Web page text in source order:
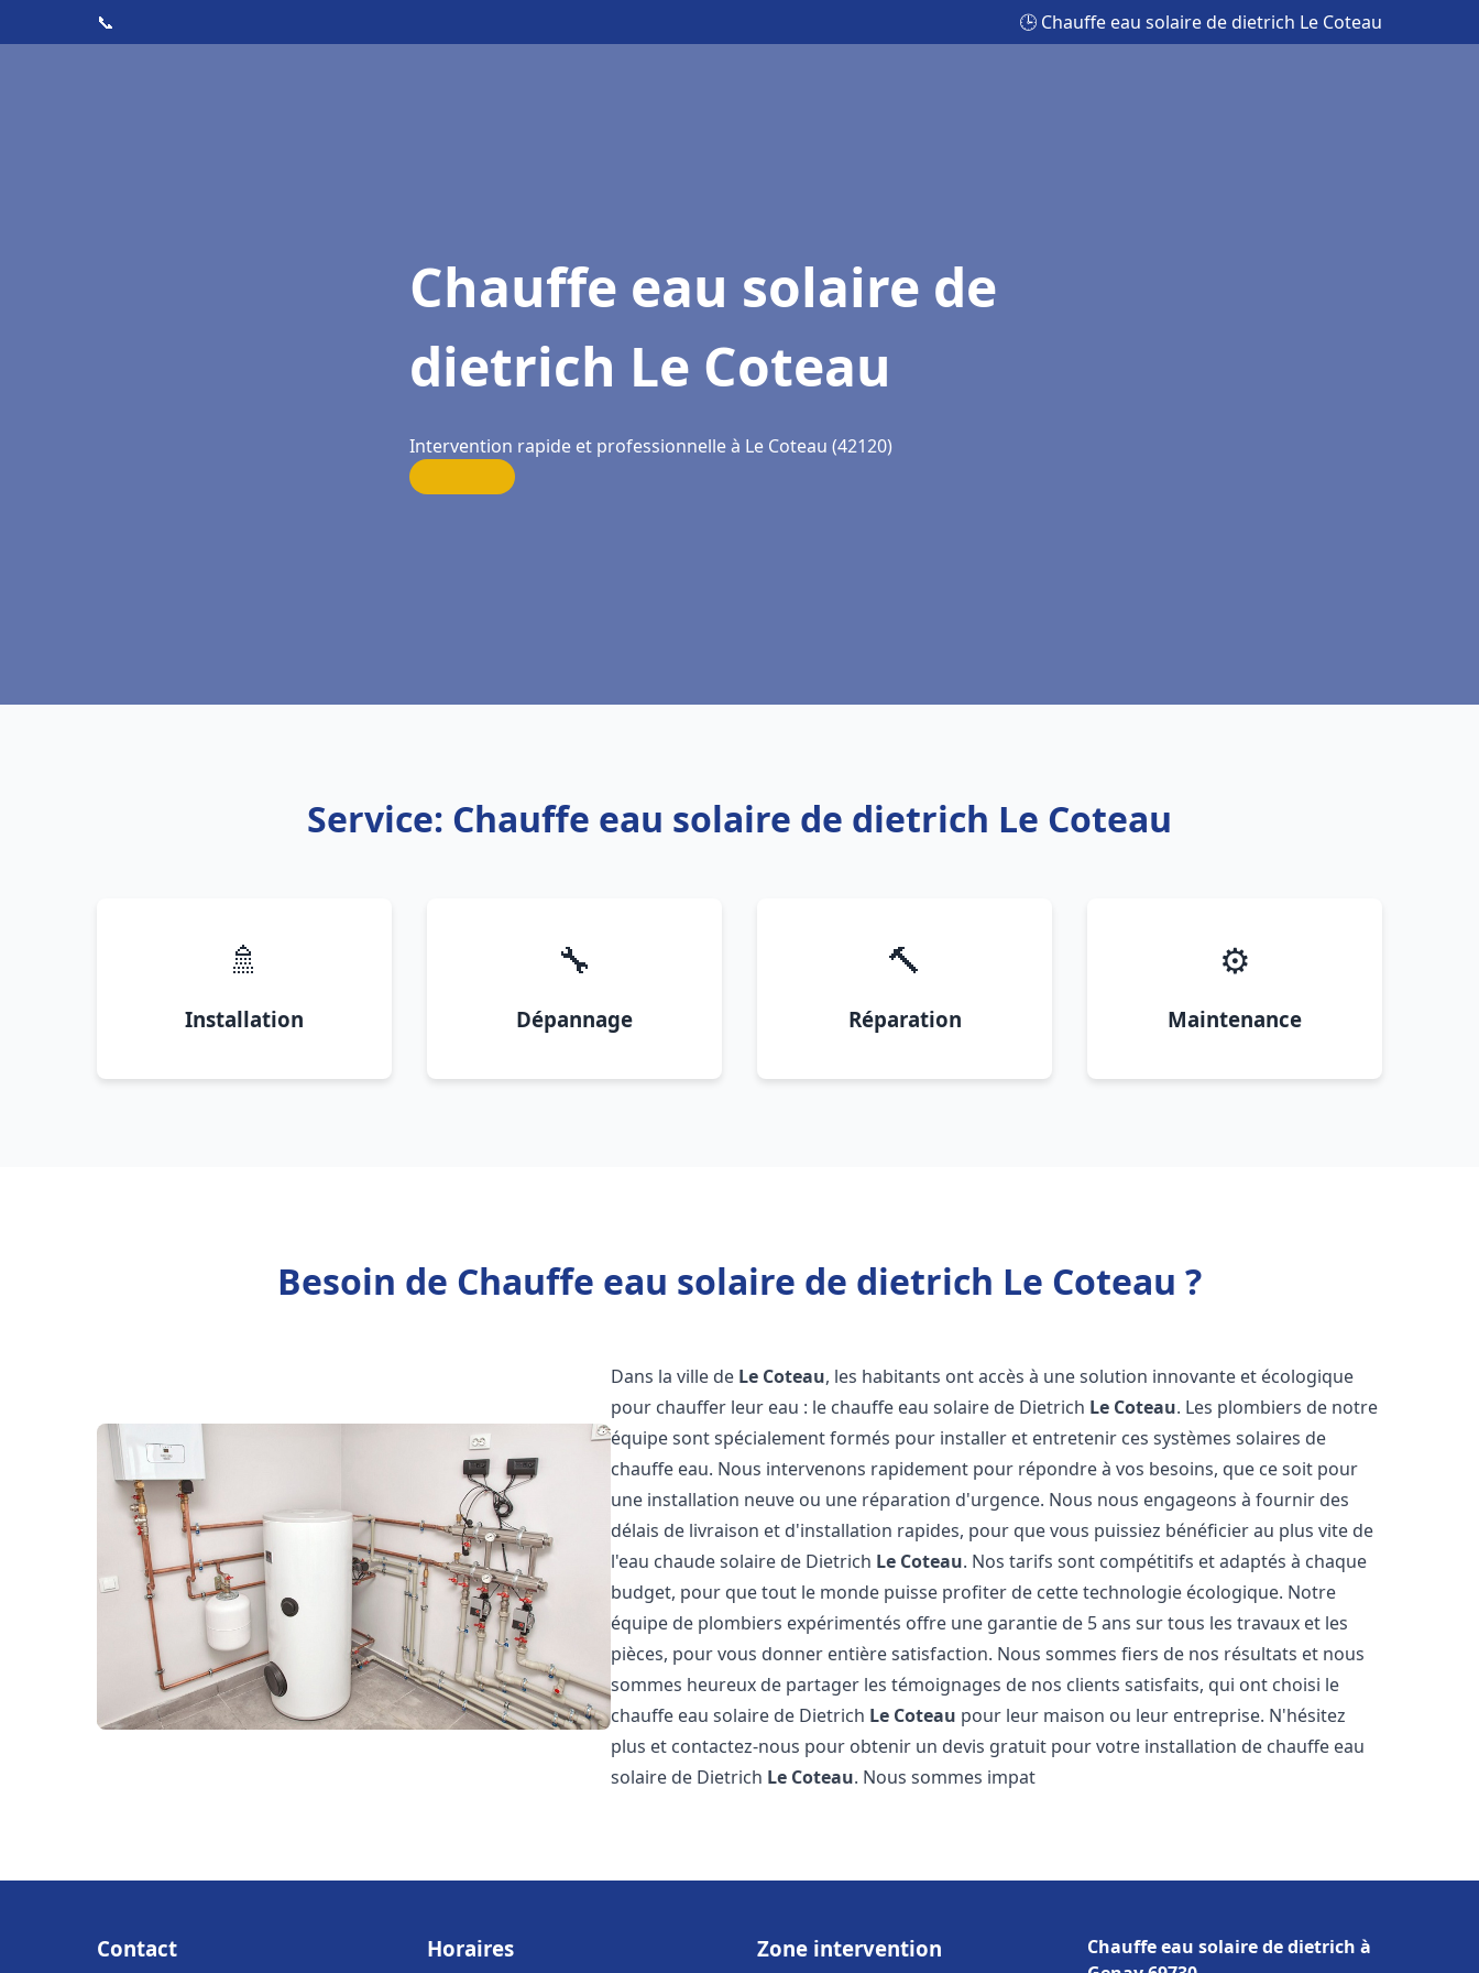
📞 🕒 Chauffe eau solaire de dietrich Le Coteau
Chauffe eau solaire de
dietrich Le Coteau
Intervention rapide et professionnelle à Le Coteau (42120)
Service: Chauffe eau solaire de dietrich Le Coteau
🚿
Installation
🔧
Dépannage
🔨
Réparation
⚙️
Maintenance
Besoin de Chauffe eau solaire de dietrich Le Coteau ?
Dans la ville de Le Coteau, les habitants ont accès à une solution innovante et écologique
pour chauffer leur eau : le chauffe eau solaire de Dietrich Le Coteau. Les plombiers de notre
équipe sont spécialement formés pour installer et entretenir ces systèmes solaires de
chauffe eau. Nous intervenons rapidement pour répondre à vos besoins, que ce soit pour
une installation neuve ou une réparation d'urgence. Nous nous engageons à fournir des
délais de livraison et d'installation rapides, pour que vous puissiez bénéficier au plus vite de
l'eau chaude solaire de Dietrich Le Coteau. Nos tarifs sont compétitifs et adaptés à chaque
budget, pour que tout le monde puisse profiter de cette technologie écologique. Notre
équipe de plombiers expérimentés offre une garantie de 5 ans sur tous les travaux et les
pièces, pour vous donner entière satisfaction. Nous sommes fiers de nos résultats et nous
sommes heureux de partager les témoignages de nos clients satisfaits, qui ont choisi le
chauffe eau solaire de Dietrich Le Coteau pour leur maison ou leur entreprise. N'hésitez
plus et contactez-nous pour obtenir un devis gratuit pour votre installation de chauffe eau
solaire de Dietrich Le Coteau. Nous sommes impat
Contact Horaires Zone intervention
Chauffe eau solaire de dietrich à